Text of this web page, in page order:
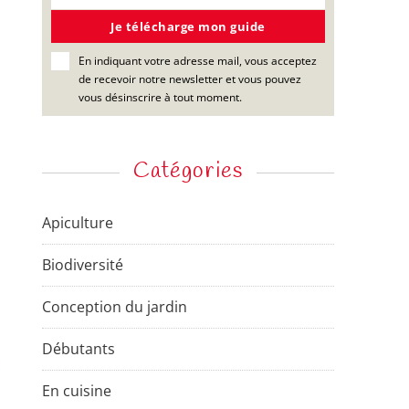
Je télécharge mon guide
En indiquant votre adresse mail, vous acceptez
de recevoir notre newsletter et vous pouvez
vous désinscrire à tout moment.
Catégories
Apiculture
Biodiversité
Conception du jardin
Débutants
En cuisine
this
module
maximiser vos
d’autonomie alimentaire. Nous
faire les bons choixmais aussi
Je télécharge mon guide
et vous pouvez vous désinscrire